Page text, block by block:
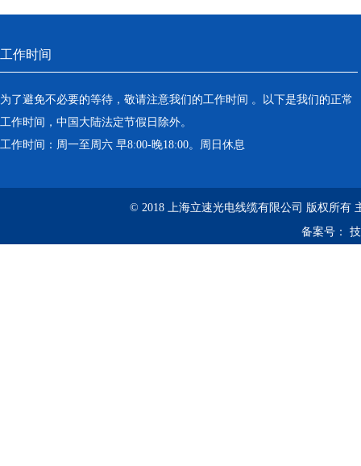
工作时间
为了避免不必要的等待，敬请注意我们的工作时间 。以下是我们的正常
工作时间，中国大陆法定节假日除外。
工作时间：周一至周六 早8:00-晚18:00。周日休息
© 2018 上海立速光电线缆有限公司 版权所有
备案号：